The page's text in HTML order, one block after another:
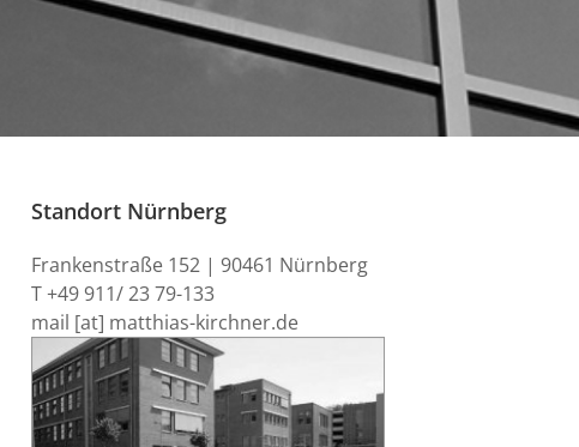
Standort Nürnberg
Frankenstraße 152 | 90461 Nürnberg
T +49 911/ 23 79-133
mail [at] matthias-kirchner.de